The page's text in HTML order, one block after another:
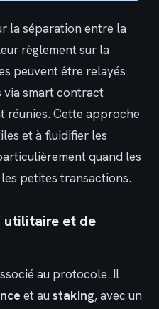
la séparation entre la
règlement sur la
peuvent être relayés
via smart contract
réunies. Cette approche
et à fluidifier les
quand les
petites transactions.
utilitaire et de
au protocole. Il
et austaking, avec un